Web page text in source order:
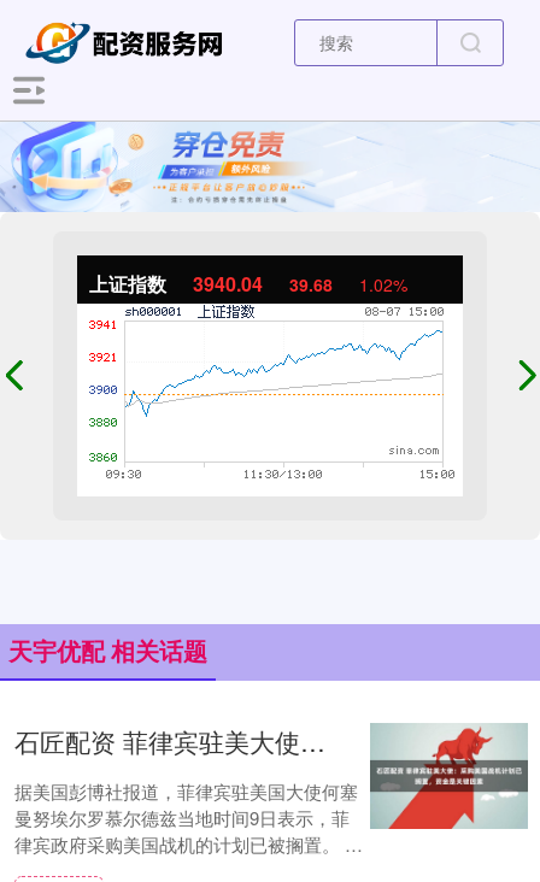
上证指数 3940.04 39.68 1.02%
天宇优配 相关话题
石匠配资 菲律宾驻美大使：采购美国战机计划已搁置，资金是关键因素
据美国彭博社报道，菲律宾驻美国大使何塞
曼努埃尔罗慕尔德兹当地时间9日表示，菲
律宾政府采购美国战机的计划已被搁置。 何
塞曼努埃尔罗慕尔德兹 资料图 图源：外媒